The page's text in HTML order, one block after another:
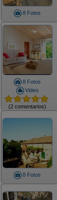
8 Fotos
8 Fotos
Video
(2 comentarios)
8 Fotos